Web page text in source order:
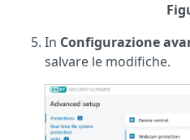
In Configurazione
salvare le modifiche.